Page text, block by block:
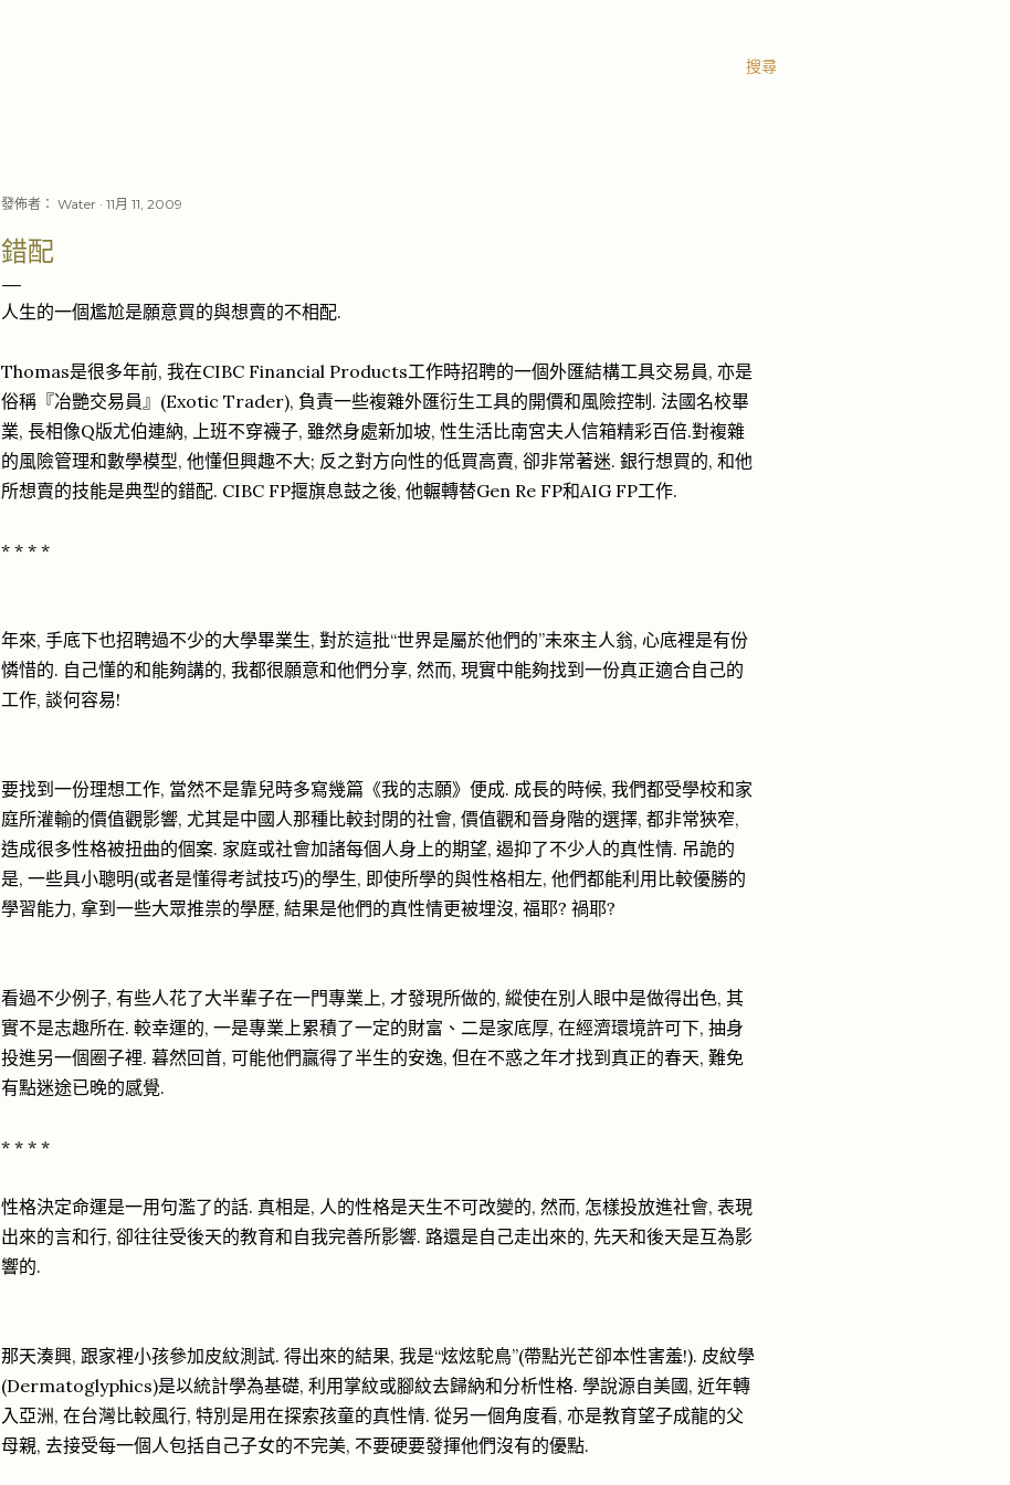
搜尋
發佈者： Water 11月 11, 2009
錯配
人生的一個尷尬是願意買的與想賣的不相配.
Thomas是很多年前, 我在CIBC Financial Products工作時招聘的一個外匯結構工具交易員, 亦是
俗稱『冶艷交易員』(Exotic Trader), 負責一些複雜外匯衍生工具的開價和風險控制. 法國名校畢
業, 長相像Q版尤伯連納, 上班不穿襪子, 雖然身處新加坡, 性生活比南宮夫人信箱精彩百倍.對複雜
的風險管理和數學模型, 他懂但興趣不大; 反之對方向性的低買高賣, 卻非常著迷. 銀行想買的, 和他
所想賣的技能是典型的錯配. CIBC FP揠旗息鼓之後, 他輾轉替Gen Re FP和AIG FP工作.
* * * *
年來, 手底下也招聘過不少的大學畢業生, 對於這批“世界是屬於他們的”未來主人翁, 心底裡是有份
憐惜的. 自己懂的和能夠講的, 我都很願意和他們分享, 然而, 現實中能夠找到一份真正適合自己的
工作, 談何容易!
要找到一份理想工作, 當然不是靠兒時多寫幾篇《我的志願》便成. 成長的時候, 我們都受學校和家
庭所灌輸的價值觀影響, 尤其是中國人那種比較封閉的社會, 價值觀和晉身階的選擇, 都非常狹窄,
造成很多性格被扭曲的個案. 家庭或社會加諸每個人身上的期望, 遏抑了不少人的真性情. 吊詭的
是, 一些具小聰明(或者是懂得考試技巧)的學生, 即使所學的與性格相左, 他們都能利用比較優勝的
學習能力, 拿到一些大眾推祟的學歷, 結果是他們的真性情更被埋沒, 福耶? 禍耶?
看過不少例子, 有些人花了大半輩子在一門專業上, 才發現所做的, 縱使在別人眼中是做得出色, 其
實不是志趣所在. 較幸運的, 一是專業上累積了一定的財富、二是家底厚, 在經濟環境許可下, 抽身
投進另一個圈子裡. 暮然回首, 可能他們贏得了半生的安逸, 但在不惑之年才找到真正的春天, 難免
有點迷途已晚的感覺.
* * * *
性格決定命運是一用句濫了的話. 真相是, 人的性格是天生不可改變的, 然而, 怎樣投放進社會, 表現
出來的言和行, 卻往往受後天的教育和自我完善所影響. 路還是自己走出來的, 先天和後天是互為影
響的.
那天湊興, 跟家裡小孩參加皮紋測試. 得出來的結果, 我是“炫炫駝鳥”(帶點光芒卻本性害羞!). 皮紋學
(Dermatoglyphics)是以統計學為基礎, 利用掌紋或腳紋去歸納和分析性格. 學說源自美國, 近年轉
入亞洲, 在台灣比較風行, 特別是用在探索孩童的真性情. 從另一個角度看, 亦是教育望子成龍的父
母親, 去接受每一個人包括自己子女的不完美, 不要硬要發揮他們沒有的優點.